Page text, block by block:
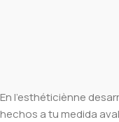
En l’esthéticiènne
hechos a tu medida